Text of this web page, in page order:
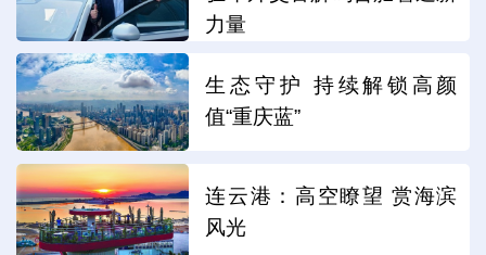
力量
生态守护 持续解锁高颜
值“重庆蓝”
连云港：高空瞭望 赏海滨
风光